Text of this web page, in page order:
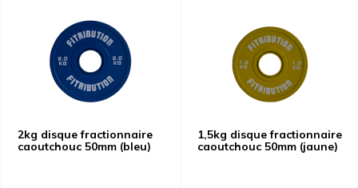
2kg disque fractionnaire
caoutchouc 50mm (bleu)
1,5kg disque fractionnaire
caoutchouc 50mm (jaune)